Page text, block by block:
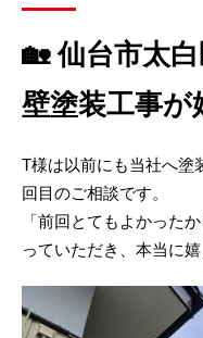
🏡仙台市太
壁塗装工事が
T様は以前にも当社へ塗
回目のご相談です。
「前回とてもよかった
っていただき、本当に